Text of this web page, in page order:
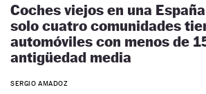
Coches viejos en una
solo cuatro comunidades
automóviles con menos de
antigüedad media
SERGIO AMADOZ